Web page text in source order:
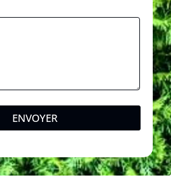
ENVOYER